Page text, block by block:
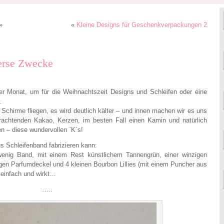
« Kleine Designs für Geschenkverpackungen 2
Zwecke
Monat, um für die Weihnachtszeit Designs und Schleifen oder eine
fliegen, es wird deutlich kälter – und innen machen wir es uns
Kakao, Kerzen, im besten Fall einen Kamin und natürlich
– diese wundervollen `K´s!
Schleifenband fabrizieren kann:
Band, mit einem Rest künstlichem Tannengrün, einer winzigen
Parfumdeckel und 4 kleinen Bourbon Lillies (mit einem Puncher aus
und wirkt…
…..